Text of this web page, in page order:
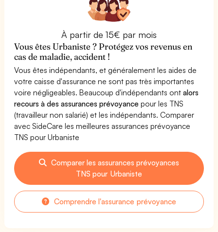
À partir de 15€ par mois
Vous êtes Urbaniste ? Protégez vos revenus en
cas de maladie, accident !
Vous êtes indépendants, et généralement les aides de
votre caisse d'assurance ne sont pas très importantes
voire négligeables. Beaucoup d'indépendants ontalors
recours à des assurances prévoyance pour les TNS
(travailleur non salarié) et les indépendants. Comparer
avec SideCare les meilleures assurances prévoyance
TNS pour Urbaniste
Comparer les assurances prévoyances
TNS pour Urbaniste
Comprendre l'assurance prévoyance